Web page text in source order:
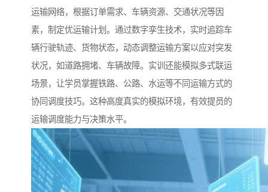
运输网络，根据订单需求、车辆资源、交通状况等因
素，制定优运输计划。通过数字孪生技术，实时追踪车
辆行驶轨迹、货物状态，动态调整运输方案以应对突发
状况，如道路拥堵、车辆故障。实训还能模拟多式联运
场景，让学员掌握铁路、公路、水运等不同运输方式的
协同调度技巧。这种高度真实的模拟环境，有效提员的
运输调度能力与决策水平。